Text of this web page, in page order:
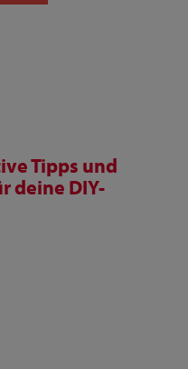
Tipps und
deine DIY-